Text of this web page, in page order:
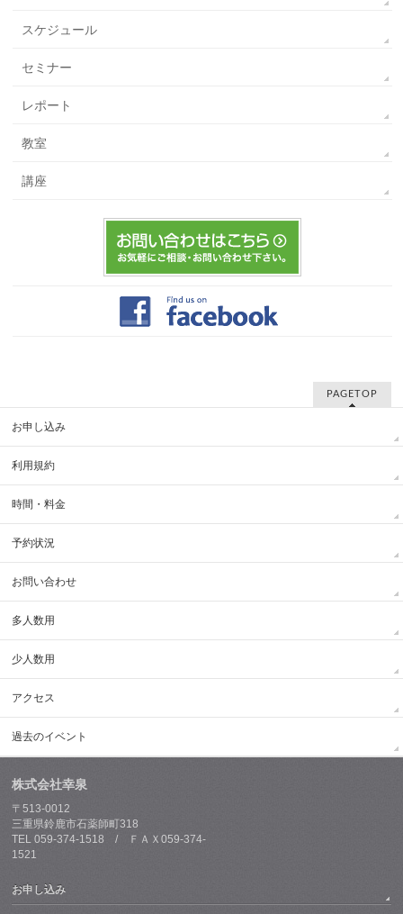
スケジュール
セミナー
レポート
教室
講座
PAGETOP
お申し込み
利用規約
時間・料金
予約状況
お問い合わせ
多人数用
少人数用
アクセス
過去のイベント
株式会社幸泉
〒513-0012
三重県鈴鹿市石薬師町318
TEL 059-374-1518 / ＦＡＸ059-374-
1521
お申し込み